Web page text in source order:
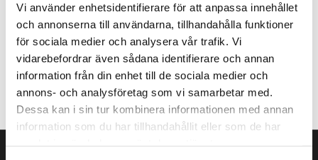
Vi använder enhetsidentifierare för att anpassa innehållet
och annonserna till användarna, tillhandahålla funktioner
för sociala medier och analysera vår trafik. Vi
vidarebefordrar även sådana identifierare och annan
information från din enhet till de sociala medier och
annons- och analysföretag som vi samarbetar med.
Dessa kan i sin tur kombinera informationen med annan
information som du har tillhandahållit eller som de har